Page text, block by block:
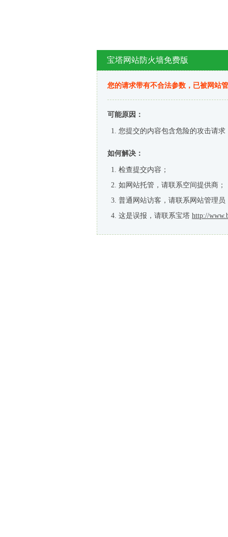
宝塔网站防火墙免费版
您的请求带有不合法参数，已被网站
可能原因：
您提交的内容包含危险的攻击请求
如何解决：
检查提交内容；
如网站托管，请联系空间提供商；
普通网站访客，请联系网站管理员
这是误报，请联系宝塔 http://